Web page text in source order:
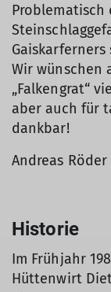
Gaiskarferners
Wir wünschen
„Falkengrat“
aber auch für
dankbar!
Andreas Röder
Historie
Im Frühjahr
Hüttenwirt